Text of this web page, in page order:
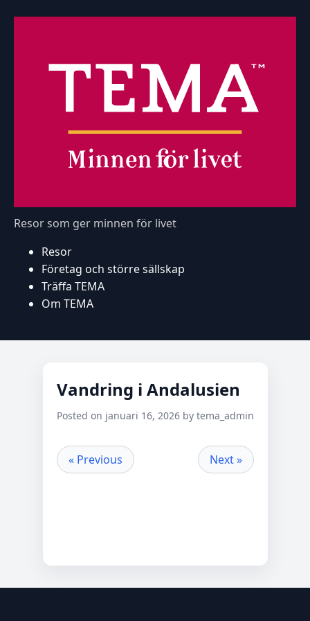
Resor som ger minnen för livet
Resor
Företag och större sällskap
Träffa TEMA
Om TEMA
Vandring i Andalusien
Posted on januari 16, 2026 by tema_admin
« Previous Next »